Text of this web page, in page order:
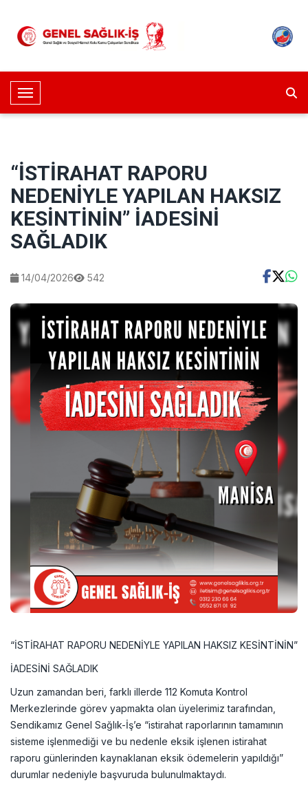
Toggle Navigation
“İSTİRAHAT RAPORU
NEDENİYLE YAPILAN HAKSIZ
KESİNTİNİN” İADESİNİ
SAĞLADIK
14/04/2026 542
“İSTİRAHAT RAPORU NEDENİYLE YAPILAN HAKSIZ KESİNTİNİN”
İADESİNİ SAĞLADIK
Uzun zamandan beri, farklı illerde 112 Komuta Kontrol
Merkezlerinde görev yapmakta olan üyelerimiz tarafından,
Sendikamız Genel Sağlık-İş’e “istirahat raporlarının tamamının
sisteme işlenmediği ve bu nedenle eksik işlenen istirahat
raporu günlerinden kaynaklanan eksik ödemelerin yapıldığı”
durumlar nedeniyle başvuruda bulunulmaktaydı.